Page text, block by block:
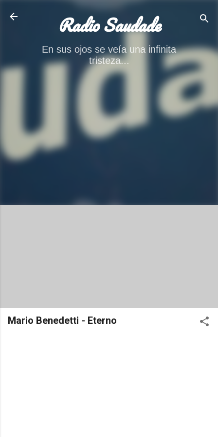
Radio Saudade
En sus ojos se veía una infinita
tristeza...
Mario Benedetti - Eterno